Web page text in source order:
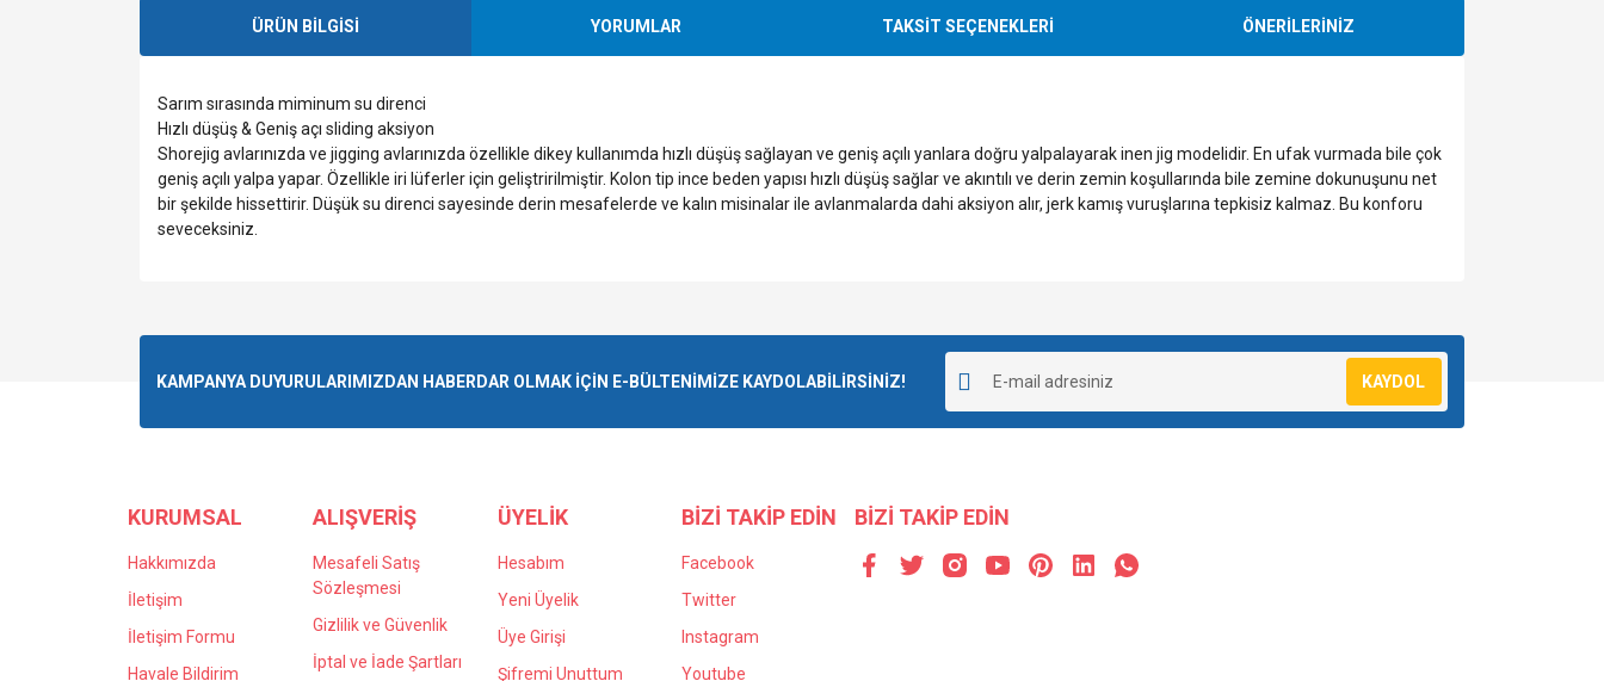
ÜRÜN BİLGİSİ YORUMLAR TAKSİT SEÇENEKLERİ ÖNERİLERİNİZ
Sarım sırasında miminum su direnci
Hızlı düşüş & Geniş açı sliding aksiyon
Shorejig avlarınızda ve jigging avlarınızda özellikle dikey kullanımda hızlı düşüş sağlayan ve geniş açılı yanlara doğru yalpalayarak inen jig modelidir. En ufak vurmada bile çok
geniş açılı yalpa yapar. Özellikle iri lüferler için geliştririlmiştir. Kolon tip ince beden yapısı hızlı düşüş sağlar ve akıntılı ve derin zemin koşullarında bile zemine dokunuşunu net
bir şekilde hissettirir. Düşük su direnci sayesinde derin mesafelerde ve kalın misinalar ile avlanmalarda dahi aksiyon alır, jerk kamış vuruşlarına tepkisiz kalmaz. Bu konforu
seveceksiniz.
Ürün resmi kalitesiz, bozuk veya görüntülenemiyor.
Bu ürüne benzer farklı alternatifler olmalı.
KAMPANYA DUYURULARIMIZDAN HABERDAR OLMAK İÇİN E-BÜLTENİMİZE KAYDOLABİLİRSİNİZ! KAYDOL
KURUMSAL
Hakkımızda
İletişim
İletişim Formu
Havale Bildirim
ALIŞVERİŞ
Mesafeli Satış
Sözleşmesi
Gizlilik ve Güvenlik
İptal ve İade Şartları
ÜYELİK
Hesabım
Yeni Üyelik
Üye Girişi
Şifremi Unuttum
BİZİ TAKİP EDİN
Facebook
Twitter
Instagram
Youtube
BİZİ TAKİP EDİN